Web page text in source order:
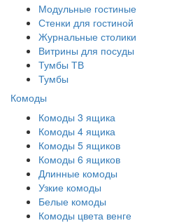
Модульные гостиные
Стенки для гостиной
Журнальные столики
Витрины для посуды
Тумбы ТВ
Тумбы
Комоды
Комоды 3 ящика
Комоды 4 ящика
Комоды 5 ящиков
Комоды 6 ящиков
Длинные комоды
Узкие комоды
Белые комоды
Комоды цвета венге